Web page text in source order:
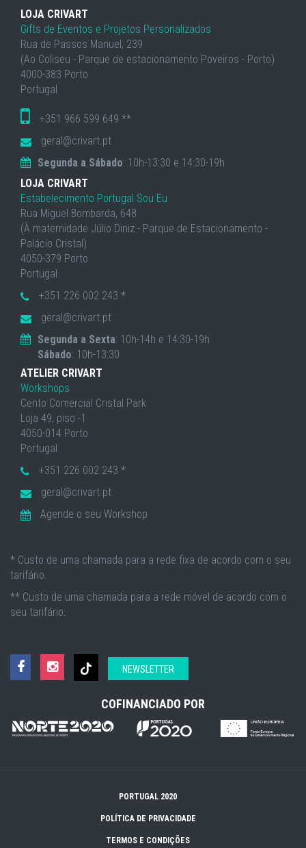
LOJA CRIVART
Gifts de Eventos e Projetos Personalizados
Rua de Passos Manuel, 239
(Ao Coliseu - Parque de estacionamento Poveiros - Porto)
4000-383 Porto
Portugal
+351 966 599 649 **
geral@crivart.pt
Segunda a Sábado: 10h-13:30 e 14:30-19h
LOJA CRIVART
Estabelecimento Portugal Sou Eu
Rua Miguel Bombarda, 648
(À maternidade Júlio Diniz - Parque de Estacionamento -
Palácio Cristal)
4050-379 Porto
Portugal
+351 226 002 243 *
geral@crivart.pt
Segunda a Sexta: 10h-14h e 14:30-19h
Sábado: 10h-13:30
ATELIER CRIVART
Workshops
Cento Comercial Cristal Park
Loja 49, piso -1
4050-014 Porto
Portugal
+351 226 002 243 *
geral@crivart.pt
Agende o seu Workshop
* Custo de uma chamada para a rede fixa de acordo com o seu
tarifário.
** Custo de uma chamada para a rede móvel de acordo com o
seu tarifário.
NEWSLETTER
COFINANCIADO POR
PORTUGAL 2020
POLÍTICA DE PRIVACIDADE
TERMOS E CONDIÇÕES